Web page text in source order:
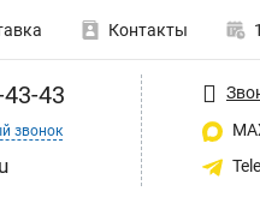
Контакты
43
звонок